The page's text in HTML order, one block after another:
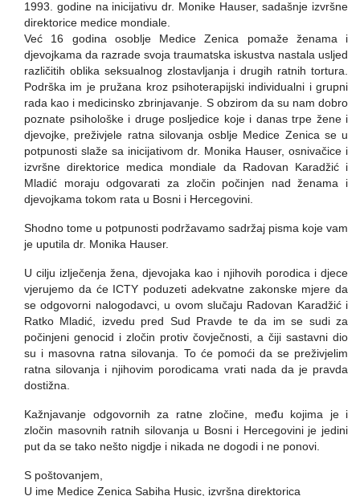
1993. godine na inicijativu dr. Monike Hauser, sadašnje izvršne
direktorice medice mondiale.
Već 16 godina osoblje Medice Zenica pomaže ženama i
djevojkama da razrade svoja traumatska iskustva nastala usljed
različitih oblika seksualnog zlostavljanja i drugih ratnih tortura.
Podrška im je pružana kroz psihoterapijski individualni i grupni
rada kao i medicinsko zbrinjavanje. S obzirom da su nam dobro
poznate psihološke i druge posljedice koje i danas trpe žene i
djevojke, preživjele ratna silovanja osblje Medice Zenica se u
potpunosti slaže sa inicijativom dr. Monika Hauser, osnivačice i
izvršne direktorice medica mondiale da Radovan Karadžić i
Mladić moraju odgovarati za zločin počinjen nad ženama i
djevojkama tokom rata u Bosni i Hercegovini.
Shodno tome u potpunosti podržavamo sadržaj pisma koje vam
je uputila dr. Monika Hauser.
U cilju izlječenja žena, djevojaka kao i njihovih porodica i djece
vjerujemo da će ICTY poduzeti adekvatne zakonske mjere da
se odgovorni nalogodavci, u ovom slučaju Radovan Karadžić i
Ratko Mladić, izvedu pred Sud Pravde te da im se sudi za
počinjeni genocid i zločin protiv čovječnosti, a čiji sastavni dio
su i masovna ratna silovanja. To će pomoći da se preživjelim
ratna silovanja i njihovim porodicama vrati nada da je pravda
dostižna.
Kažnjavanje odgovornih za ratne zločine, među kojima je i
zločin masovnih ratnih silovanja u Bosni i Hercegovini je jedini
put da se tako nešto nigdje i nikada ne dogodi i ne ponovi.
S poštovanjem,
U ime Medice Zenica Sabiha Husic, izvršna direktorica